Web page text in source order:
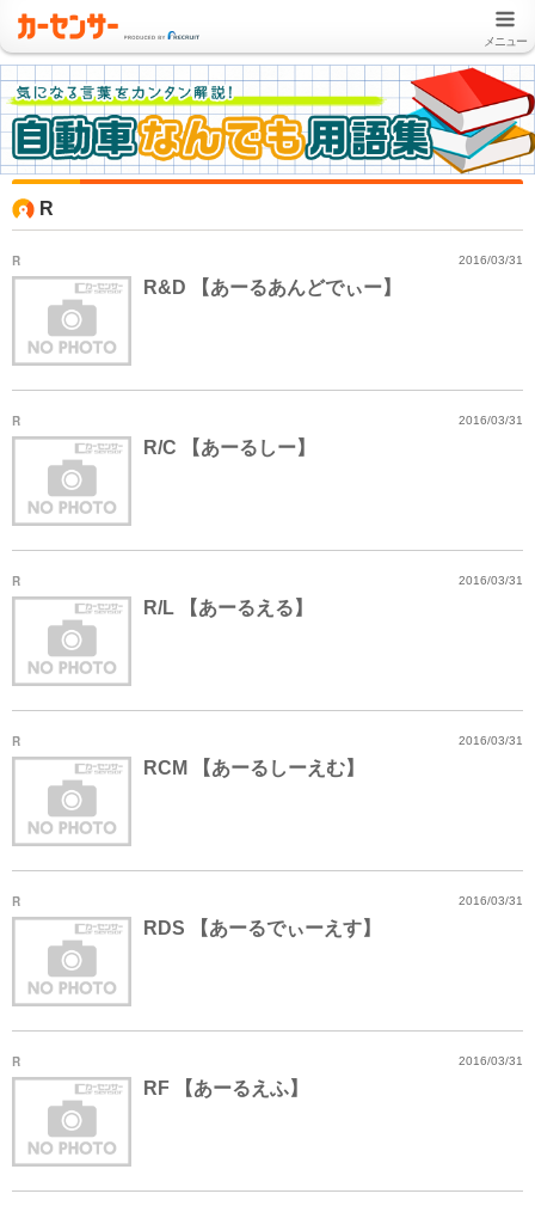
メニュー
R
R 2016/03/31
R&D 【あーるあんどでぃー】
R 2016/03/31
R/C 【あーるしー】
R 2016/03/31
R/L 【あーるえる】
R 2016/03/31
RCM 【あーるしーえむ】
R 2016/03/31
RDS 【あーるでぃーえす】
R 2016/03/31
RF 【あーるえふ】